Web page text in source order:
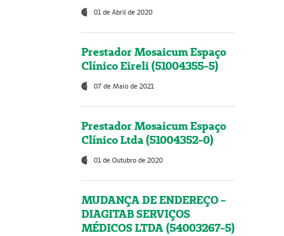
01 de Abril de 2020
Prestador Mosaicum Espaço
Clínico Eireli (51004355-5)
07 de Maio de 2021
Prestador Mosaicum Espaço
Clínico Ltda (51004352-0)
01 de Outubro de 2020
MUDANÇA DE ENDEREÇO -
DIAGITAB SERVIÇOS
MÉDICOS LTDA (54003267-5)